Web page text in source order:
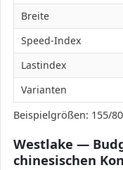
Breite
Speed-Index
Lastindex
Varianten
Beispielgrößen: 155/
Westlake —
chinesischen